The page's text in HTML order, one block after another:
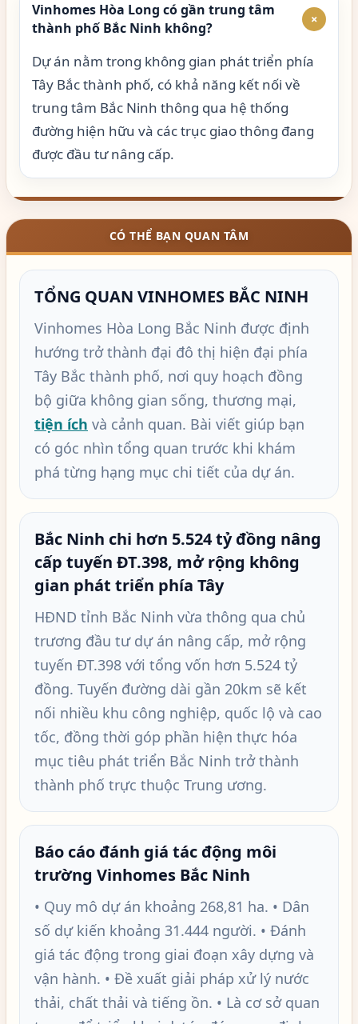
Vinhomes Hòa Long có gần trung tâm
thành phố Bắc Ninh không?
+
Dự án nằm trong không gian phát triển phía
Tây Bắc thành phố, có khả năng kết nối về
trung tâm Bắc Ninh thông qua hệ thống
đường hiện hữu và các trục giao thông đang
được đầu tư nâng cấp.
CÓ THỂ BẠN QUAN TÂM
TỔNG QUAN VINHOMES BẮC NINH
Vinhomes Hòa Long Bắc Ninh được định
hướng trở thành đại đô thị hiện đại phía
Tây Bắc thành phố, nơi quy hoạch đồng
bộ giữa không gian sống, thương mại,
tiện ích và cảnh quan. Bài viết giúp bạn
có góc nhìn tổng quan trước khi khám
phá từng hạng mục chi tiết của dự án.
Bắc Ninh chi hơn 5.524 tỷ đồng nâng
cấp tuyến ĐT.398, mở rộng không
gian phát triển phía Tây
HĐND tỉnh Bắc Ninh vừa thông qua chủ
trương đầu tư dự án nâng cấp, mở rộng
tuyến ĐT.398 với tổng vốn hơn 5.524 tỷ
đồng. Tuyến đường dài gần 20km sẽ kết
nối nhiều khu công nghiệp, quốc lộ và cao
tốc, đồng thời góp phần hiện thực hóa
mục tiêu phát triển Bắc Ninh trở thành
thành phố trực thuộc Trung ương.
Báo cáo đánh giá tác động môi
trường Vinhomes Bắc Ninh
• Quy mô dự án khoảng 268,81 ha. • Dân
số dự kiến khoảng 31.444 người. • Đánh
giá tác động trong giai đoạn xây dựng và
vận hành. • Đề xuất giải pháp xử lý nước
thải, chất thải và tiếng ồn. • Là cơ sở quan